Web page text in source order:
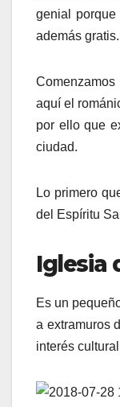
genial
además gratis.
aquí el
por ello que
ciudad.
Lo primero
del Espíritu
Iglesia
Es un
a extramuros
interés